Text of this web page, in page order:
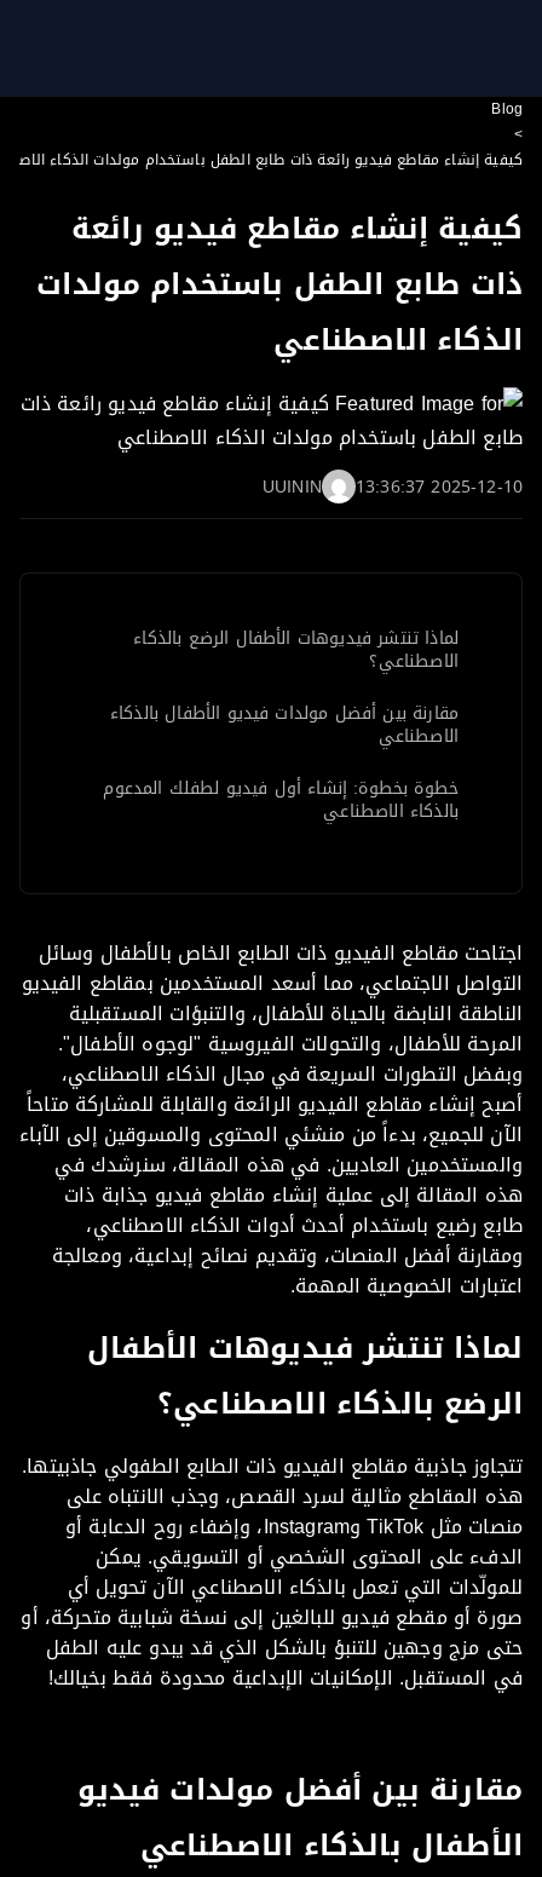
إنشاء مقاطع فيديو رائعة ذات طابع الطفل باستخدام مولدات الذكاء الاصطناعي
إنشاء مقاطع فيديو رائعة
طابع الطفل باستخدام مولدات
الاصطناعي
2025-12-10
UUININ
لماذا تنتشر فيديوهات الأطفال الرضع بالذكاء
الاصطناعي؟
مقارنة بين أفضل مولدات فيديو الأطفال بالذكاء
الاصطناعي
خطوة بخطوة: إنشاء أول فيديو لطفلك المدعوم
بالذكاء الاصطناعي
الأطفال بالذكاء الاصطناعي
اعتبارات الخصوصية والأمان والاعتبارات الأخلاقية
استكشاف المشكلات الشائعة وإصلاحها
الأسئلة الشائعة (FAQ)
مقاطع الفيديو ذات الطابع الخاص بالأطفال وسائل
الاجتماعي، مما أسعد المستخدمين بمقاطع الفيديو
النابضة بالحياة للأطفال، والتنبؤات المستقبلية
للأطفال، والتحولات الفيروسية "لوجوه الأطفال".
التطورات السريعة في مجال الذكاء الاصطناعي،
إنشاء مقاطع الفيديو الرائعة والقابلة للمشاركة متاحاً
للجميع، بدءاً من منشئي المحتوى والمسوقين إلى الآباء
العاديين. في هذه المقالة، سنرشدك في
المقالة إلى عملية إنشاء مقاطع فيديو جذابة ذات
رضيع باستخدام أحدث أدوات الذكاء الاصطناعي،
أفضل المنصات، وتقديم نصائح إبداعية، ومعالجة
الخصوصية المهمة.
تنتشر فيديوهات الأطفال
بالذكاء الاصطناعي؟
جاذبية مقاطع الفيديو ذات الطابع الطفولي جاذبيتها.
المقاطع مثالية لسرد القصص، وجذب الانتباه على
منصات مثل TikTok وInstagram، وإضفاء روح الدعابة أو
على المحتوى الشخصي أو التسويقي. يمكن
التي تعمل بالذكاء الاصطناعي الآن تحويل أي
أو مقطع فيديو للبالغين إلى نسخة شبابية متحركة، أو
مزج وجهين للتنبؤ بالشكل الذي قد يبدو عليه الطفل
الإمكانيات الإبداعية محدودة فقط بخيالك!
بين أفضل مولدات فيديو
بالذكاء الاصطناعي